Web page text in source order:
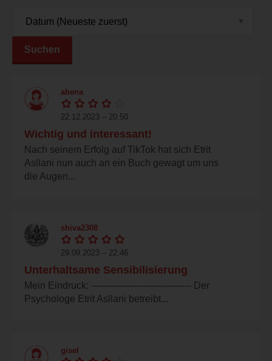
Suchen
abena
22.12.2023 – 20:50
Wichtig und interessant!
Nach seinem Erfolg auf TikTok hat sich Etrit
Asllani nun auch an ein Buch gewagt um uns
die Augen...
shiva2308
29.09.2023 – 22:46
Unterhaltsame Sensibilisierung
Mein Eindruck: --------------------------------- Der
Psychologe Etrit Asllani betreibt...
gisel